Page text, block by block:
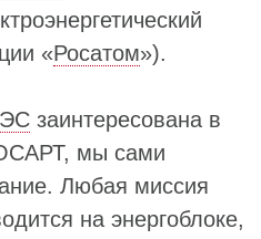
«Росатом»).
заинтересована в
мы сами
Любая миссия
на энергоблоке,